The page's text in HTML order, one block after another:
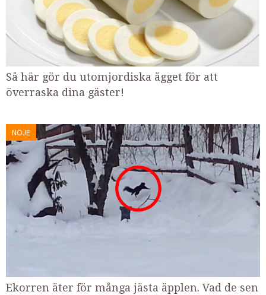
Så här gör du utomjordiska ägget för att
överraska dina gäster!
NÖJE
Ekorren äter för många jästa äpplen. Vad de sen